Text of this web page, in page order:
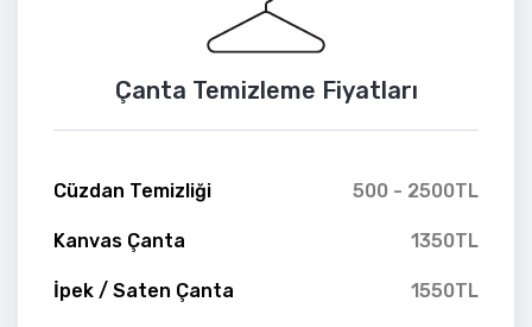
Çanta Temizleme Fiyatları
Cüzdan Temizliği 500 - 2500TL
Kanvas Çanta 1350TL
İpek / Saten Çanta 1550TL